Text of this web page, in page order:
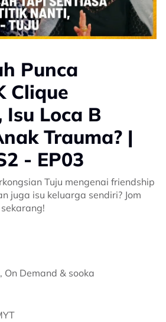
Punca
Clique
Isu Loca B
Trauma? |
- EP03
Tuju mengenai friendship
juga isu keluarga sendiri? Jom
On Demand & sooka